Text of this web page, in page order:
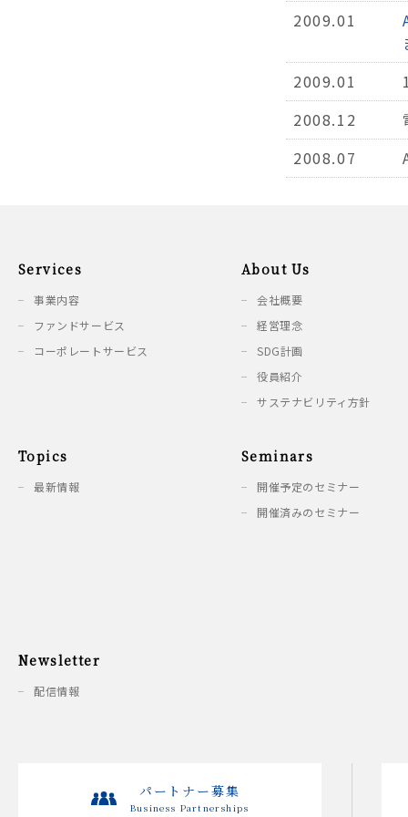
2009.01
2009.01
2008.12
2008.07
Services
事業内容
ファンドサービス
コーポレートサービス
About Us
会社概要
経営理念
SDG計画
役員紹介
サステナビリティ方針
Topics
最新情報
Seminars
開催予定のセミナー
開催済みのセミナー
Newsletter
配信情報
パートナー募集
Business Partnerships